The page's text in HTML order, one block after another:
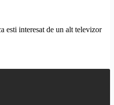
esti interesat de un alt televizor